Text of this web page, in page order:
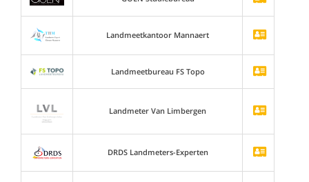
Landmeetkantoor Mannaert
Landmeetbureau FS Topo
Landmeter Van Limbergen
DRDS Landmeters-Experten